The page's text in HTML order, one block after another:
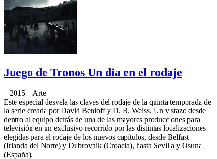
Juego de Tronos Un dia en el rodaje
2015 Arte
Este especial desvela las claves del rodaje de la quinta temporada de
la serie creada por David Benioff y D. B. Weiss. Un vistazo desde
dentro al equipo detrás de una de las mayores producciones para
televisión en un exclusivo recorrido por las distintas localizaciones
elegidas para el rodaje de los nuevos capítulos, desde Belfast
(Irlanda del Norte) y Dubrovnik (Croacia), hasta Sevilla y Osuna
(España).